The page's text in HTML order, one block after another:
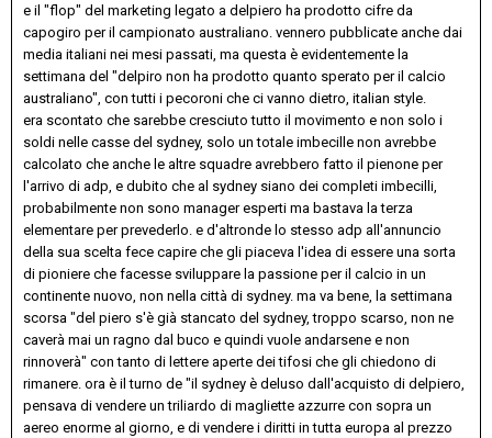
e il "flop" del marketing legato a delpiero ha prodotto cifre da
capogiro per il campionato australiano. vennero pubblicate anche dai
media italiani nei mesi passati, ma questa è evidentemente la
settimana del "delpiro non ha prodotto quanto sperato per il calcio
australiano", con tutti i pecoroni che ci vanno dietro, italian style.
era scontato che sarebbe cresciuto tutto il movimento e non solo i
soldi nelle casse del sydney, solo un totale imbecille non avrebbe
calcolato che anche le altre squadre avrebbero fatto il pienone per
l'arrivo di adp, e dubito che al sydney siano dei completi imbecilli,
probabilmente non sono manager esperti ma bastava la terza
elementare per prevederlo. e d'altronde lo stesso adp all'annuncio
della sua scelta fece capire che gli piaceva l'idea di essere una sorta
di pioniere che facesse sviluppare la passione per il calcio in un
continente nuovo, non nella città di sydney. ma va bene, la settimana
scorsa "del piero s'è già stancato del sydney, troppo scarso, non ne
caverà mai un ragno dal buco e quindi vuole andarsene e non
rinnoverà" con tanto di lettere aperte dei tifosi che gli chiedono di
rimanere. ora è il turno de "il sydney è deluso dall'acquisto di delpiero,
pensava di vendere un triliardo di magliette azzurre con sopra un
aereo enorme al giorno, e di vendere i diritti in tutta europa al prezzo